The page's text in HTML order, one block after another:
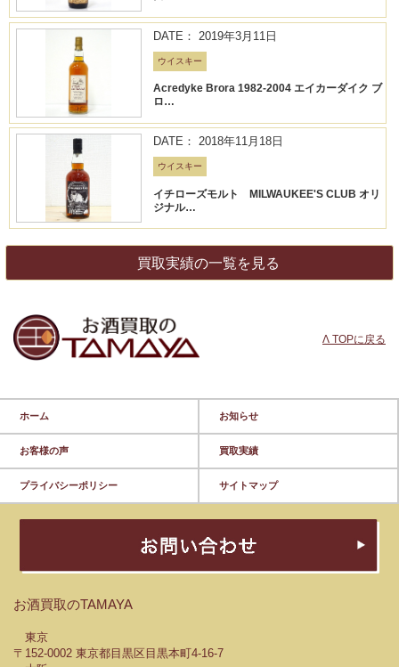
DATE： 2019年3月11日
ウイスキー
Acredyke Brora 1982-2004 エイカーダイク ブ
ロ…
DATE： 2018年11月18日
ウイスキー
イチローズモルト MILWAUKEE'S CLUB オリ
ジナル…
買取実績の一覧を見る
Λ TOPに戻る
ホーム お知らせ
お客様の声 買取実績
プライバシーポリシー サイトマップ
お酒買取のTAMAYA
東京
〒152-0002 東京都目黒区目黒本町4-16-7